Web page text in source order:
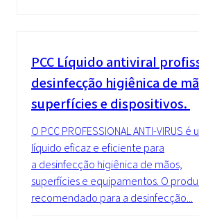
PCC Líquido antiviral
desinfecção higiênica de
superfícies e dispositivos.
O PCC PROFESSIONAL ANTI-VIRUS é
líquido eficaz e eficiente para
a desinfecção higiênica de mãos,
superfícies e equipamentos. O
recomendado para a desinfecção...